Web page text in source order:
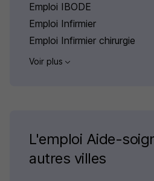
Emploi IBODE
Emploi Infirmier
Emploi Infirmier chirurgie
Voir plus
L'emploi Aide-
autres villes